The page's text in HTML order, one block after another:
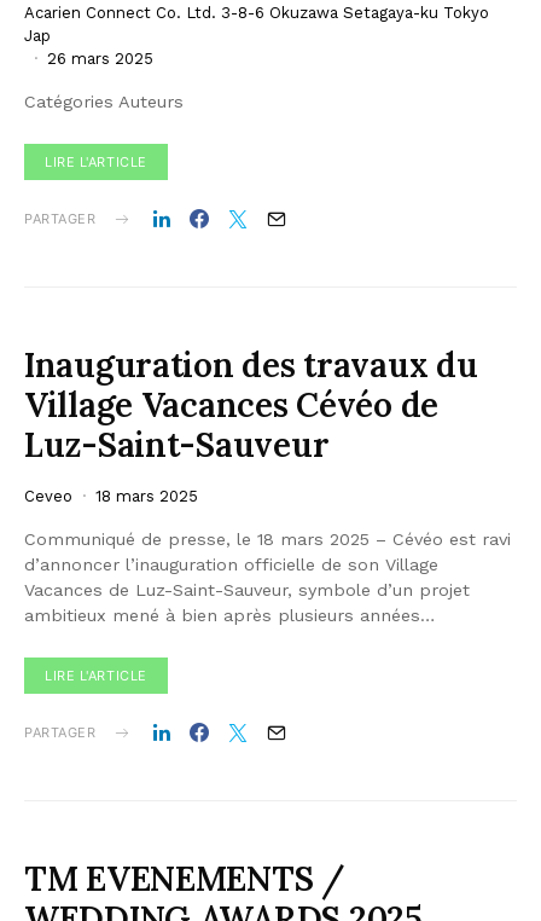
Acarien Connect Co. Ltd. 3-8-6 Okuzawa Setagaya-ku Tokyo
Jap
26 mars 2025
Catégories Auteurs
LIRE L'ARTICLE
PARTAGER
Inauguration des travaux du
Village Vacances Cévéo de
Luz-Saint-Sauveur
Ceveo 18 mars 2025
Communiqué de presse, le 18 mars 2025 – Cévéo est ravi
d’annoncer l’inauguration officielle de son Village
Vacances de Luz-Saint-Sauveur, symbole d’un projet
ambitieux mené à bien après plusieurs années…
LIRE L'ARTICLE
PARTAGER
TM EVENEMENTS /